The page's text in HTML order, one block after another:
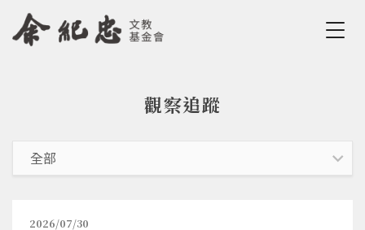
Jump to Navigation
Jump to Main content
觀察追蹤
2026/07/30